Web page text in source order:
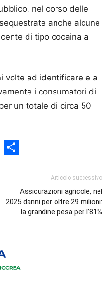
nel corso delle
anche alcune
di tipo cocaina a
volte ad identificare e a
i consumatori di
un totale di circa 50
Telegram
Articolo successivo
Assicurazioni agricole, nel
2025 danni per oltre 29 milioni:
la grandine pesa per l’81%